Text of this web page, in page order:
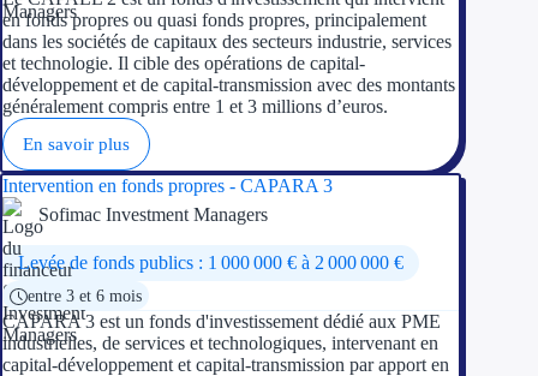
Recherche autonome
Accompagnement
FAQ
Nos guides
Nos partenaires
en fonds propres ou quasi fonds propres, principalement
dans les sociétés de capitaux des secteurs industrie, services
et technologie. Il cible des opérations de capital-
développement et de capital-transmission avec des montants
généralement compris entre 1 et 3 millions d’euros.
En savoir plus
Intervention en fonds propres - CAPARA 3
Sofimac Investment Managers
Levée de fonds publics : 1 000 000 € à 2 000 000 €
entre 3 et 6 mois
CAPARA 3 est un fonds d'investissement dédié aux PME
industrielles, de services et technologiques, intervenant en
capital-développement et capital-transmission par apport en